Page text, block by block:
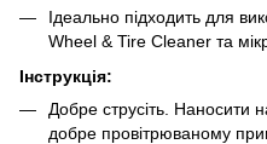
Ідеально підходить для
Wheel & Tire Cleaner та
Інструкція:
Добре струсіть. Наносити
добре провітрюваному